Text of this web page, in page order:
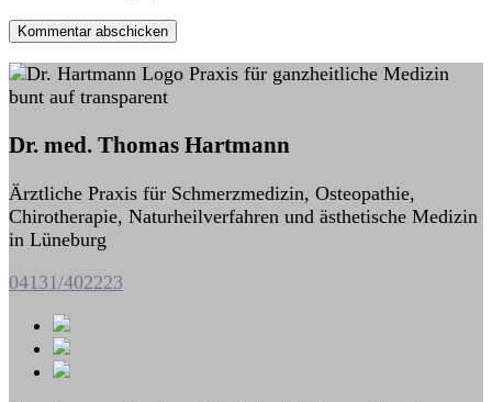
Kommentar abschicken
Dr. med. Thomas Hartmann
Ärztliche Praxis für Schmerzmedizin, Osteopathie,
Chirotherapie, Naturheilverfahren und ästhetische Medizin
in Lüneburg
04131/402223